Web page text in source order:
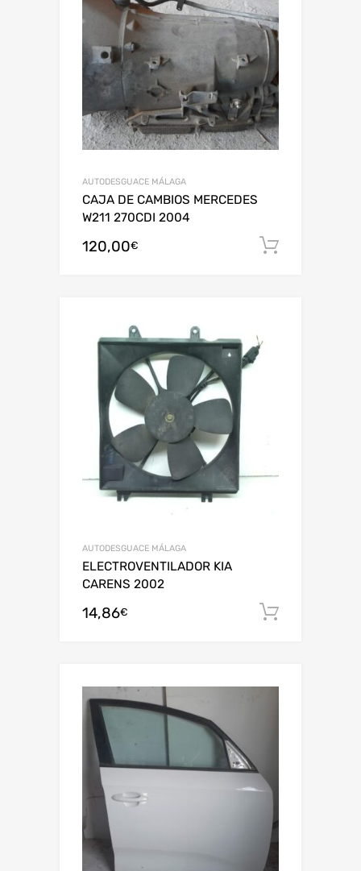
AUTODESGUACE MÁLAGA
CAJA DE CAMBIOS MERCEDES
W211 270CDI 2004
120,00€
AUTODESGUACE MÁLAGA
ELECTROVENTILADOR KIA
CARENS 2002
14,86€